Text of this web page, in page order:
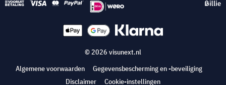
© 2026 visunext.nl
Algemene voorwaarden
Gegevensbescherming en -beveiliging
Disclaimer
Cookie-instellingen